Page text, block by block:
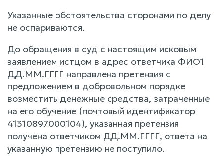
Указанные обстоятельства сторонами по делу
не оспариваются.
До обращения в суд с настоящим исковым
заявлением истцом в адрес ответчика ФИО1
ДД.ММ.ГГГГ направлена претензия с
предложением в добровольном порядке
возместить денежные средства, затраченные
на его обучение (почтовый идентификатор
41310897000104), указанная претензия
получена ответчиком ДД.ММ.ГГГГ, ответа на
указанную претензию не поступило.